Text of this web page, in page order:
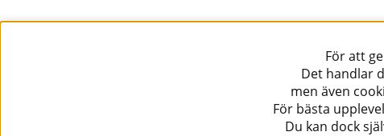
För att
Det handlar
men även
För bästa
Du kan dock